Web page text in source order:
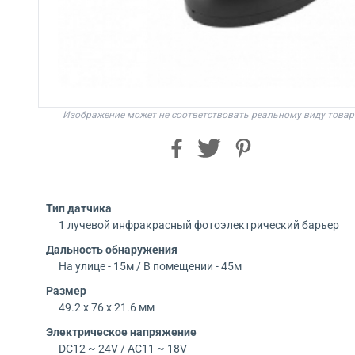
Изображение может не соответствовать реальному виду
Тип датчика
1 лучевой инфракрасный фотоэлектрический барьер
Дальность обнаружения
На улице - 15м / В помещении - 45м
Размер
49.2 x 76 x 21.6 мм
Электрическое напряжение
DC12 ~ 24V / AC11 ~ 18V